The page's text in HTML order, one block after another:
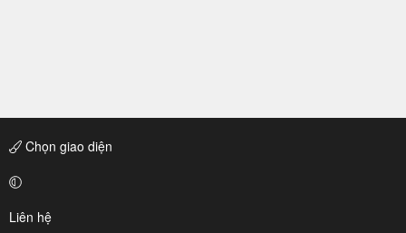
Chọn giao diện
Liên hệ